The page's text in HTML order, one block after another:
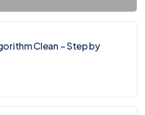
Clean – Step by